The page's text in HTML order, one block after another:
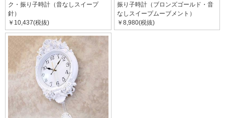
ク・振り子時計（音なしスイープ
針）
￥10,437(税抜)
振り子時計（ブロンズゴールド・音
なしスイープムーブメント）
￥8,980(税抜)